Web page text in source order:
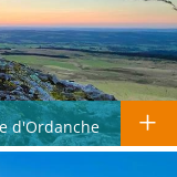
d'Ordanche